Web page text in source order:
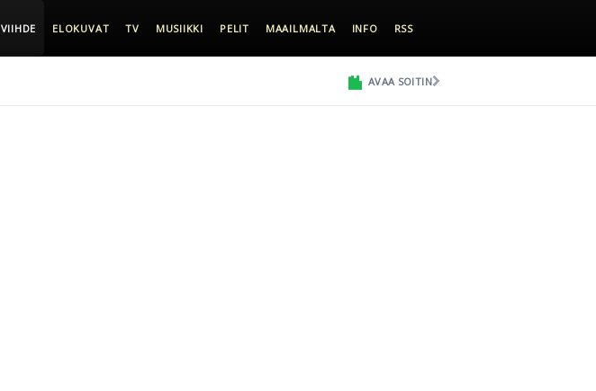
VIIHDE ELOKUVAT TV MUSIIKKI PELIT MAAILMALTA INFO RSS
AVAA SOITIN